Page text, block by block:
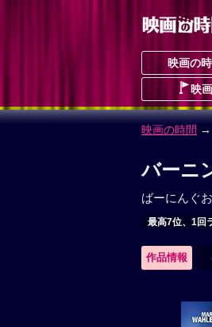
映画の
映
映画の時間 →
バーニ
ばーにんぐ
最高7位、1回
作品情報